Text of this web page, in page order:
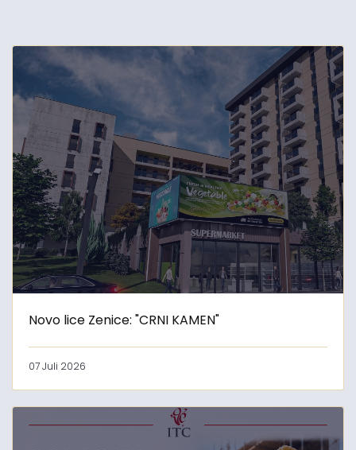
Novo lice Zenice: "CRNI KAMEN"
07 Juli 2026